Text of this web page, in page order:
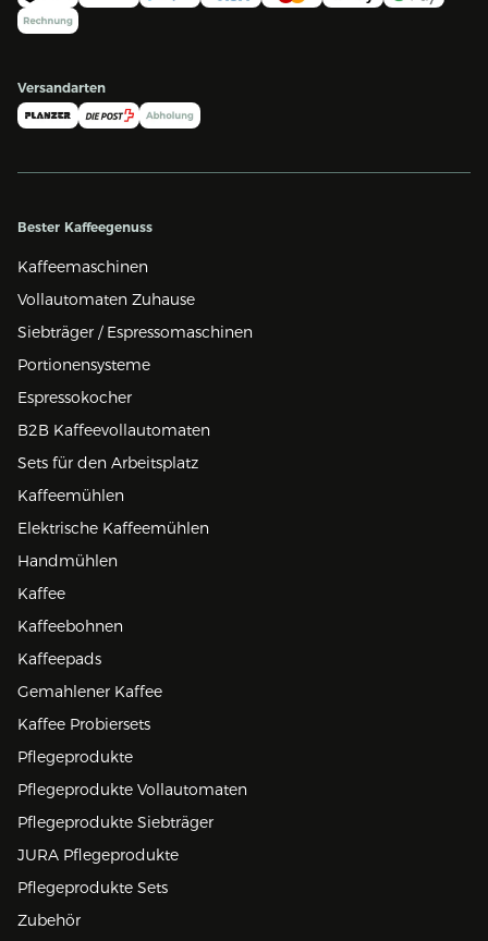
Versandarten
Bester Kaffeegenuss
Kaffeemaschinen
Vollautomaten Zuhause
Siebträger / Espressomaschinen
Portionensysteme
Espressokocher
B2B Kaffeevollautomaten
Sets für den Arbeitsplatz
Kaffeemühlen
Elektrische Kaffeemühlen
Handmühlen
Kaffee
Kaffeebohnen
Kaffeepads
Gemahlener Kaffee
Kaffee Probiersets
Pflegeprodukte
Pflegeprodukte Vollautomaten
Pflegeprodukte Siebträger
JURA Pflegeprodukte
Pflegeprodukte Sets
Zubehör